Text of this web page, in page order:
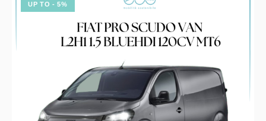
UP TO - 5%